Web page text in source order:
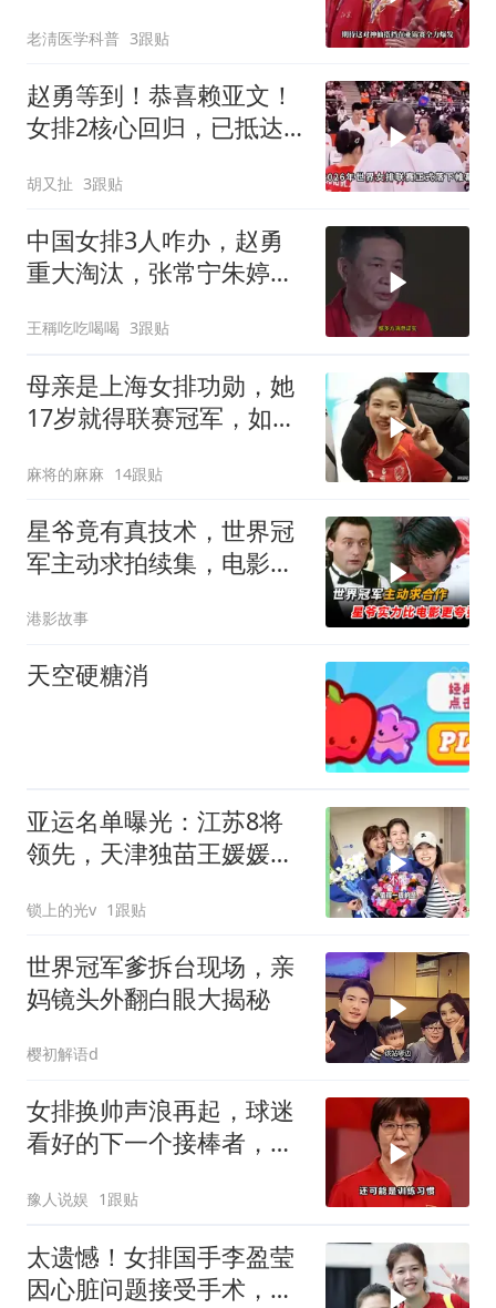
老淸医学科普 3跟贴
赵勇等到！恭喜赖亚文！
女排2核心回归，已抵达
胡又扯 3跟贴
中国女排3人咋办，赵勇
重大淘汰，张常宁朱婷咋
王稱吃吃喝喝 3跟贴
母亲是上海女排功勋，她
17岁就得联赛冠军，如今
麻将的麻麻 14跟贴
星爷竟有真技术，世界冠
军主动求拍续集，电影里
港影故事
天空硬糖消
亚运名单曝光：江苏8将
领先，天津独苗王媛媛独
锁上的光v 1跟贴
世界冠军爹拆台现场，亲
妈镜头外翻白眼大揭秘
樱初解语d
女排换帅声浪再起，球迷
看好的下一个接棒者，反
豫人说娱 1跟贴
太遗憾！女排国手李盈莹
因心脏问题接受手术，确